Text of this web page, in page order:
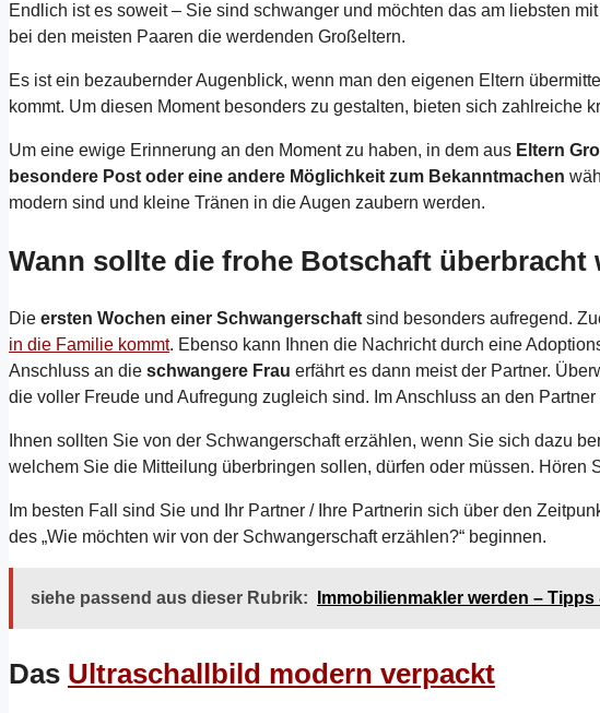
Endlich ist es soweit – Sie sind schwanger und möchten das am liebsten
bei den meisten Paaren die werdenden Großeltern.
Es ist ein bezaubernder Augenblick, wenn man den eigenen Eltern
kommt. Um diesen Moment besonders zu gestalten, bieten sich zahlreiche
Um eine ewige Erinnerung an den Moment zu haben, in dem aus Eltern
besondere Post oder eine andere Möglichkeit zum Bekanntmachen
modern sind und kleine Tränen in die Augen zaubern werden.
Wann sollte die frohe Botschaft überbracht
Die ersten Wochen einer Schwangerschaft sind besonders aufregend.
in die Familie kommt. Ebenso kann Ihnen die Nachricht durch eine
Anschluss an die schwangere Frau erfährt es dann meist der Partner.
die voller Freude und Aufregung zugleich sind. Im Anschluss an den
Ihnen sollten Sie von der Schwangerschaft erzählen, wenn Sie sich dazu
welchem Sie die Mitteilung überbringen sollen, dürfen oder müssen. Hören
Im besten Fall sind Sie und Ihr Partner / Ihre Partnerin sich über den
des „Wie möchten wir von der Schwangerschaft erzählen?“ beginnen.
siehe passend aus dieser Rubrik: Immobilienmakler werden – Tipps
Das Ultraschallbild modern verpackt